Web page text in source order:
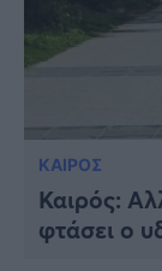
ΚΑΙΡΟΣ
Καιρός:
φτάσει ο